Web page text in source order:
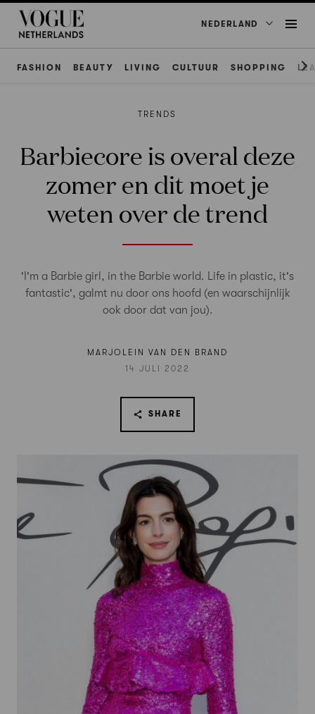
NEDERLAND
FASHION BEAUTY LIVING CULTUUR SHOPPING
TRENDS
Barbiecore is overal deze
zomer en dit moet je
weten over de trend
'I'm a Barbie girl, in the Barbie world. Life in plastic, it's
fantastic', galmt nu door ons hoofd (en waarschijnlijk
ook door dat van jou).
MARJOLEIN VAN DEN BRAND
14 JULI 2022
SHARE